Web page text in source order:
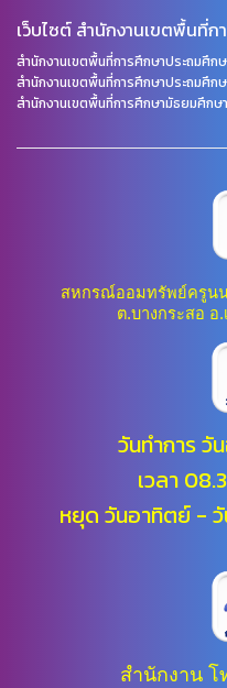
เว็บไซต์ สำนักงานเขตพื้นที่ก
สำนักงานเขตพื้นที่การศึกษาประถมศึก
สำนักงานเขตพื้นที่การศึกษาประถมศึก
สำนักงานเขตพื้นที่การศึกษามัธยมศึกษ
สหกรณ์ออมทรัพย์ครูนน
ต.บางกระสอ อ
วันทำการ วั
เวลา
หยุด วันอาทิตย์ - วั
สำนักงาน โ